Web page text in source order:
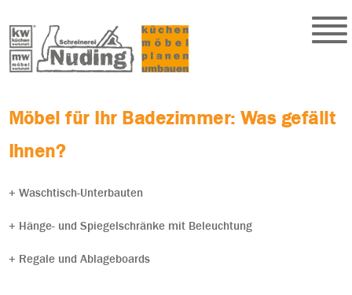
Möbel für Ihr Badezimmer: Was gefällt
Ihnen?
+ Waschtisch-Unterbauten
+ Hänge- und Spiegelschränke mit Beleuchtung
+ Regale und Ablageboards